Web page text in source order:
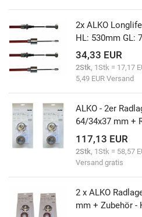
2x ALKO
HL: 530mm GL:
34,33 EUR
2Stk, 1Stk = 17,17
5,49 EUR Versand
ALKO - 2er
64/34x37 mm +
117,13 EUR
2Stk, 1Stk = 58,57
Versand gratis
2 x ALKO
mm + Zubehör -